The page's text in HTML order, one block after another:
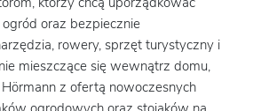
oraz bezpiecznie
rowery, sprzęt turystyczny i
mieszczące się wewnątrz domu,
z ofertą nowoczesnych